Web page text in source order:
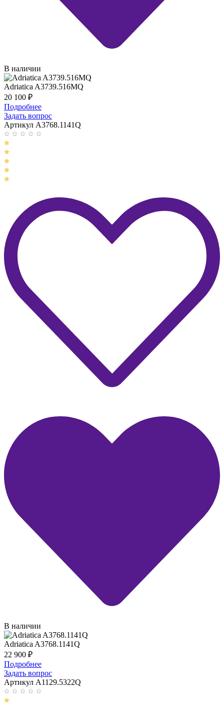
В наличии
Adriatica A3739.516MQ
20 100 ₽
Подробнее
Задать вопрос
Артикул A3768.1141Q
В наличии
Adriatica A3768.1141Q
22 900 ₽
Подробнее
Задать вопрос
Артикул A1129.5322Q